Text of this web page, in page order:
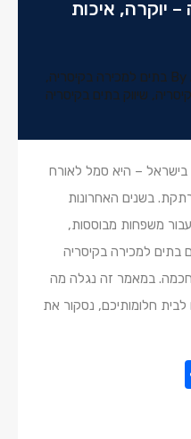
יוקרה, איכות
By בתים למכירה בקיסריה,
, שיווק בתים בקיסריה
בישראל – היא סמל לאורח
בשנים האחרונות
משפחות מבוססות,
בתים למכירה בקיסריה
חכמה. במאמר זה נגלה מה
חלומותיכם, נסקור את